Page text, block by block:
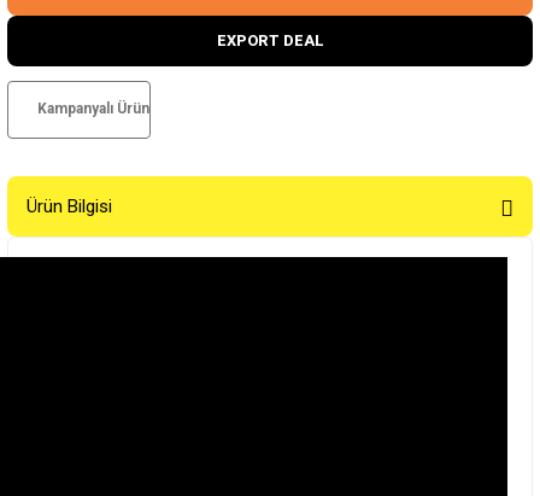
EXPORT DEAL
Kampanyalı Ürün
Ürün Bilgisi